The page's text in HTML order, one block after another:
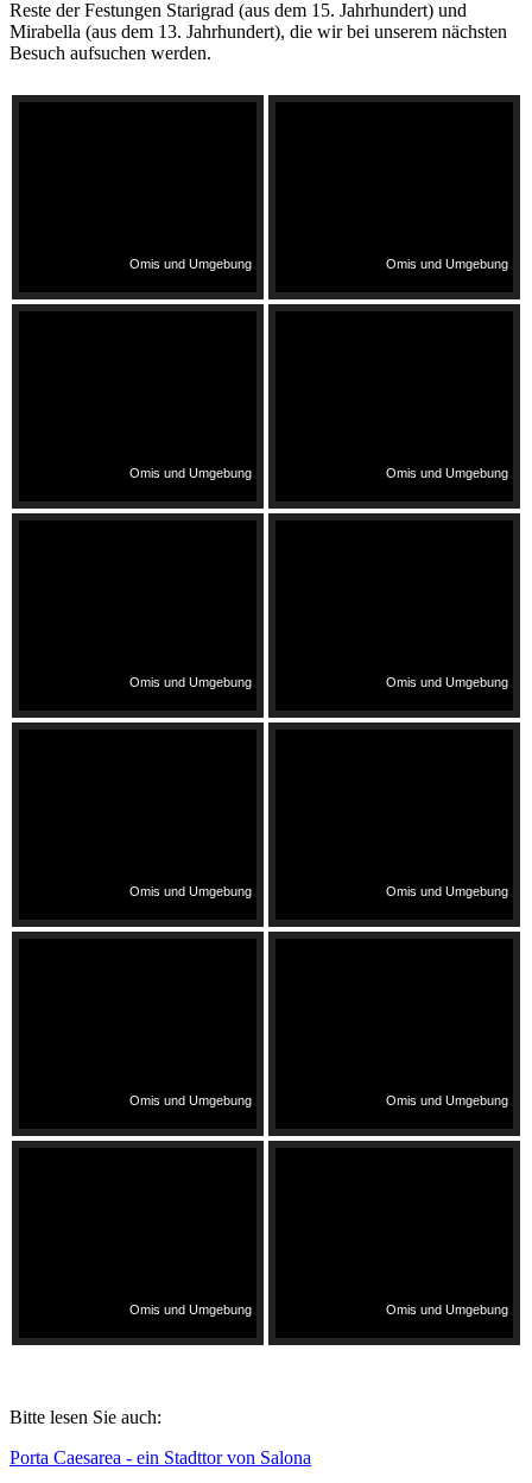
Reste der Festungen Starigrad (aus dem 15. Jahrhundert) und
Mirabella (aus dem 13. Jahrhundert), die wir bei unserem nächsten
Besuch aufsuchen werden.
Omis und Umgebung Omis und Umgebung
Omis und Umgebung Omis und Umgebung
Omis und Umgebung Omis und Umgebung
Omis und Umgebung Omis und Umgebung
Omis und Umgebung Omis und Umgebung
Omis und Umgebung Omis und Umgebung
Bitte lesen Sie auch:
Porta Caesarea - ein Stadttor von Salona